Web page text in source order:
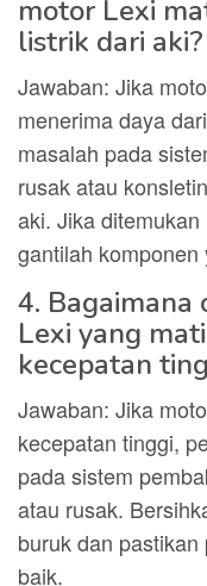
motor Lexi
listrik dari aki?
Jawaban: Jika
menerima daya
masalah pada
rusak atau
aki. Jika
gantilah komponen
4. Bagaimana
Lexi yang
kecepatan
Jawaban: Jika
kecepatan tinggi,
pada sistem
atau rusak.
buruk dan
baik.